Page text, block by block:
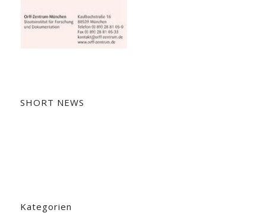
SHORT NEWS
Kategorien